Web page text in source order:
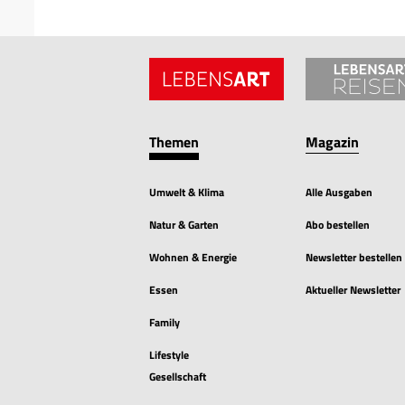
Themen
Umwelt & Klima
Natur & Garten
Wohnen & Energie
Essen
Family
Lifestyle
Gesellschaft
Magazin
Alle Ausgaben
Abo bestellen
Newsletter bestellen
Aktueller Newsletter